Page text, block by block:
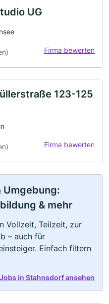
UG
Firma bewerten
123-125
Firma bewerten
Umgebung:
& mehr
Vollzeit, Teilzeit, zur
– auch für
Einfach filtern
in Stahnsdorf ansehen